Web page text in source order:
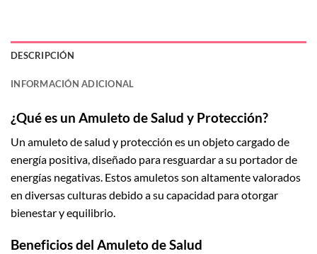
DESCRIPCIÓN
INFORMACIÓN ADICIONAL
¿Qué es un Amuleto de Salud y Protección?
Un amuleto de salud y protección es un objeto cargado de
energía positiva, diseñado para resguardar a su portador de
energías negativas. Estos amuletos son altamente valorados
en diversas culturas debido a su capacidad para otorgar
bienestar y equilibrio.
Beneficios del Amuleto de Salud